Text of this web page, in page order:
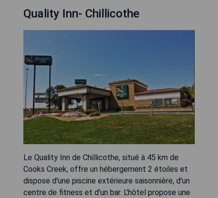
Quality Inn- Chillicothe
Le Quality Inn de Chillicothe, situé à 45 km de
Cooks Creek, offre un hébergement 2 étoiles et
dispose d'une piscine extérieure saisonnière, d'un
centre de fitness et d'un bar. L'hôtel propose une